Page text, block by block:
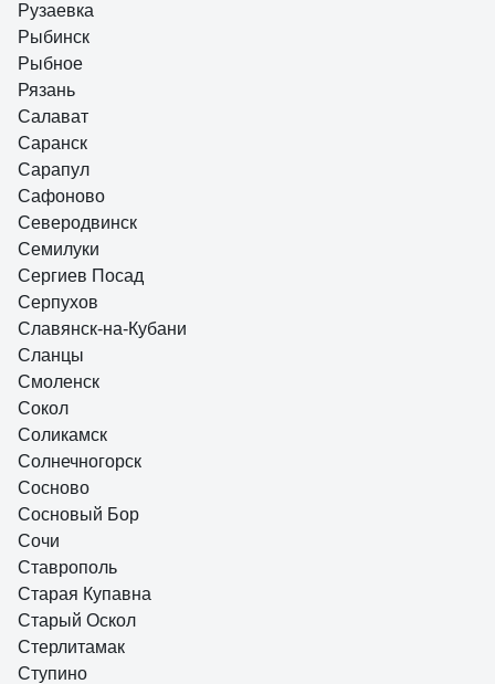
Рузаевка
Рыбинск
Рыбное
Рязань
Салават
Саранск
Сарапул
Сафоново
Северодвинск
Семилуки
Сергиев Посад
Серпухов
Славянск-на-Кубани
Сланцы
Смоленск
Сокол
Соликамск
Солнечногорск
Сосново
Сосновый Бор
Сочи
Ставрополь
Старая Купавна
Старый Оскол
Стерлитамак
Ступино